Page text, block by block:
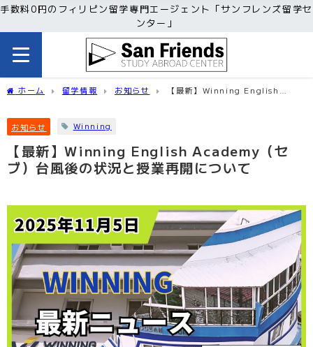
手数料0円のフィリピン留学専門エージェント「サンフレンズ留学セ
ンター」
ホーム 留学情報 お知らせ
【最新】Winning English
お知らせ Winning
【最新】Winning English Academy（セ
ブ）台風後の状況と授業再開について